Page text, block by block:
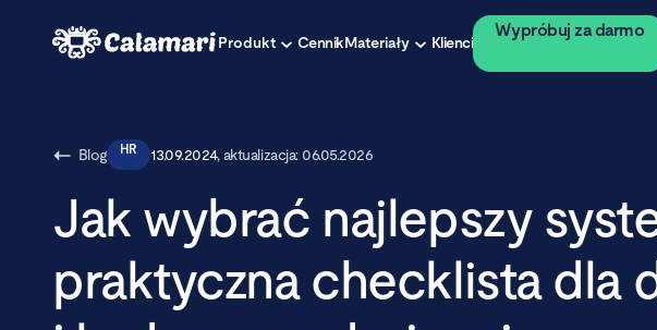
Produkt CennikMateriały Klienci
Wypróbuj za darmo
Blog HR 13.09.2024, aktualizacja: 06.05.2026
Jak wybrać najlepszy
praktyczna checklista dla